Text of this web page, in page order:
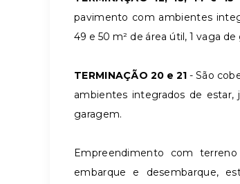
pavimento com ambientes
49 e 50 m² de área útil, 1 vaga
TERMINAÇÃO 20 e 21- São
ambientes integrados de
garagem.
Empreendimento com
embarque e desembarque,